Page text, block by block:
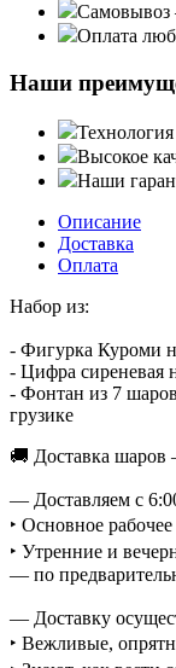
Самовывоз
Оплата
Наши
Высокое
Наши
Описание
Доставка
Оплата
Набор из:
- Фигурка Куроми
- Цифра сиреневая
- Фонтан из 7
грузике
🚚 Доставка шаров
— Доставляем с
‣ Основное
‣ Утренние и
— по
— Доставку
‣ Вежливые,